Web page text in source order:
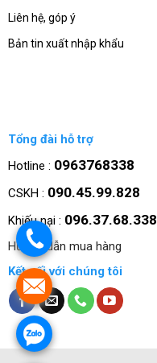
Liên hệ, góp ý
Bản tin xuất nhập khẩu
Tổng đài hỗ trợ
Hotline : 0963768338
CSKH : 090.45.99.828
Khiếu nại : 096.37.68.338
Hướng dẫn mua hàng
Kết nối với chúng tôi
.
.
.